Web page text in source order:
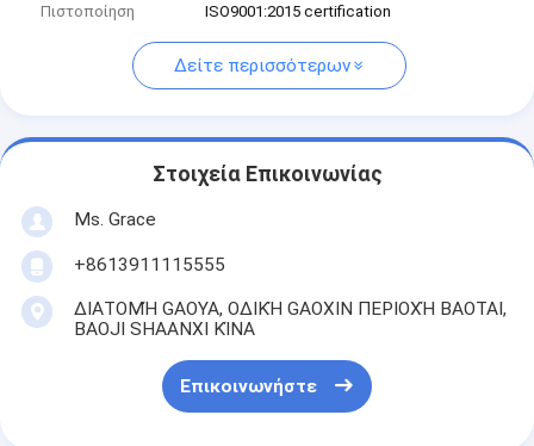
Πιστοποίηση
ISO9001:2015 certification
Δείτε περισσότερων
Στοιχεία Επικοινωνίας
Ms. Grace
+8613911115555
ΔΙΑΤΟΜΉ GAOYA, ΟΔΙΚΉ GAOXIN ΠΕΡΙΟΧΉ BAOTAI,
BAOJI SHAANXI ΚΊΝΑ
Επικοινωνήστε